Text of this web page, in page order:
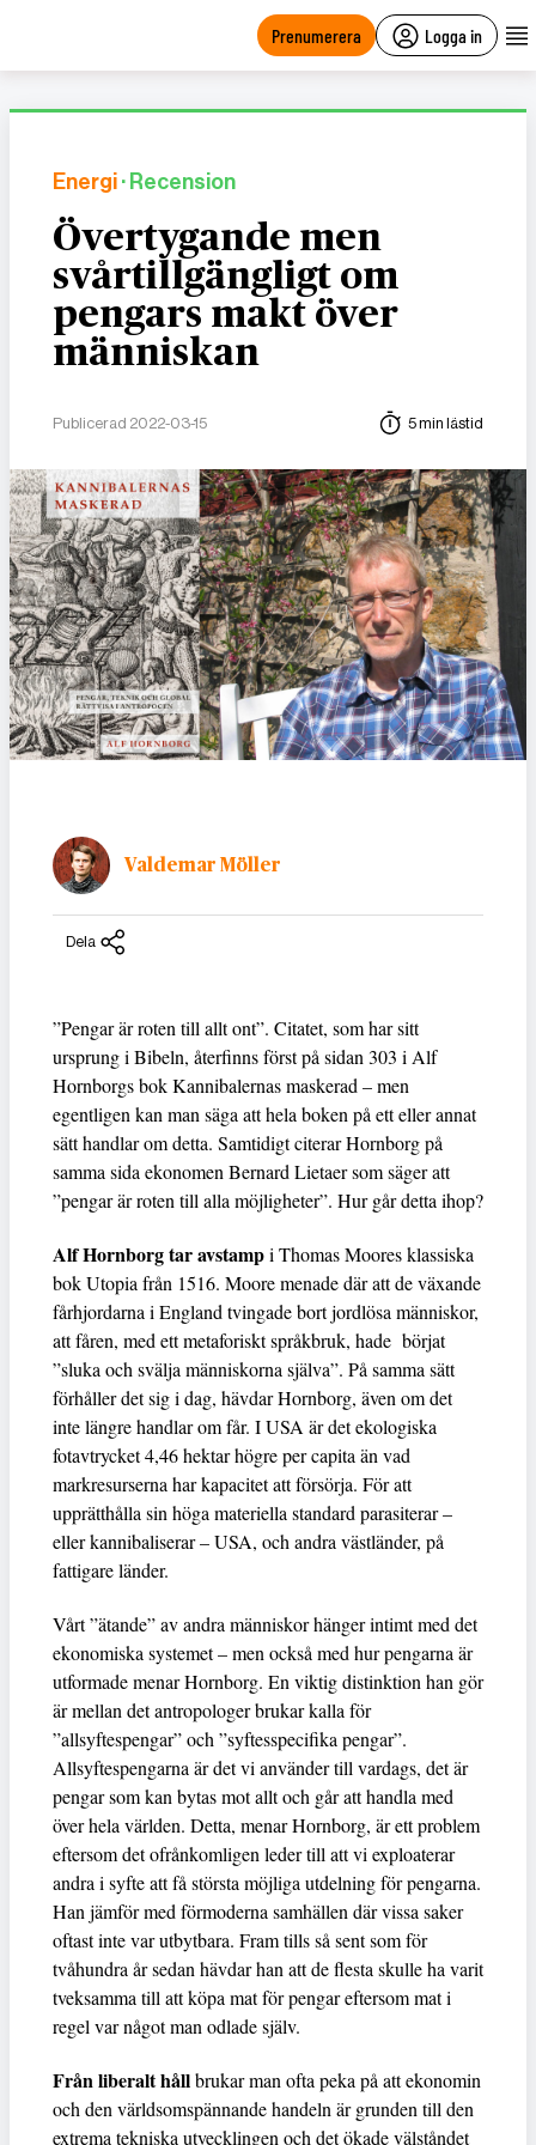
Prenumerera Logga in
Energi· Recension
Övertygande men
svårtillgängligt om
pengars makt över
människan
Publicerad 2022-03-15 5 min lästid
Valdemar Möller
Dela
”Pengar är roten till allt ont”. Citatet, som har sitt
ursprung i Bibeln, återfinns först på sidan 303 i Alf
Hornborgs bok Kannibalernas maskerad – men
egentligen kan man säga att hela boken på ett eller annat
sätt handlar om detta. Samtidigt citerar Hornborg på
samma sida ekonomen Bernard Lietaer som säger att
”pengar är roten till alla möjligheter”. Hur går detta ihop?
Alf Hornborg tar avstampi Thomas Moores klassiska
bok Utopia från 1516. Moore menade där att de växande
fårhjordarna i England tvingade bort jordlösa människor,
att fåren, med ett metaforiskt språkbruk, hade börjat
”sluka och svälja människorna själva”. På samma sätt
förhåller det sig i dag, hävdar Hornborg, även om det
inte längre handlar om får. I USA är det ekologiska
fotavtrycket 4,46 hektar högre per capita än vad
markresurserna har kapacitet att försörja. För att
upprätthålla sin höga materiella standard parasiterar –
eller kannibaliserar – USA, och andra västländer, på
fattigare länder.
Vårt ”ätande” av andra människor hänger intimt med det
ekonomiska systemet – men också med hur pengarna är
utformade menar Hornborg. En viktig distinktion han gör
är mellan det antropologer brukar kalla för
”allsyftespengar” och ”syftesspecifika pengar”.
Allsyftespengarna är det vi använder till vardags, det är
pengar som kan bytas mot allt och går att handla med
över hela världen. Detta, menar Hornborg, är ett problem
eftersom det ofrånkomligen leder till att vi exploaterar
andra i syfte att få största möjliga utdelning för pengarna.
Han jämför med förmoderna samhällen där vissa saker
oftast inte var utbytbara. Fram tills så sent som för
tvåhundra år sedan hävdar han att de flesta skulle ha varit
tveksamma till att köpa mat för pengar eftersom mat i
regel var något man odlade själv.
Från liberalt hållbrukar man ofta peka på att ekonomin
och den världsomspännande handeln är grunden till den
extrema tekniska utvecklingen och det ökade välståndet